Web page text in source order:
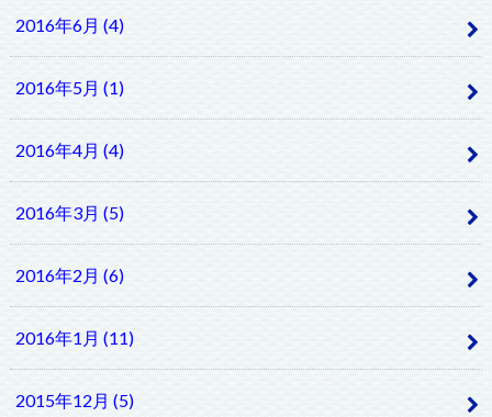
2016年6月 (4)
2016年5月 (1)
2016年4月 (4)
2016年3月 (5)
2016年2月 (6)
2016年1月 (11)
2015年12月 (5)